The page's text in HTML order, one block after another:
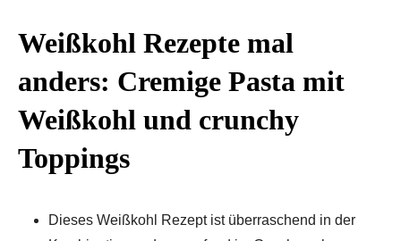
Weißkohl Rezepte mal
anders: Cremige Pasta mit
Weißkohl und crunchy
Toppings
Dieses Weißkohl Rezept ist überraschend in der